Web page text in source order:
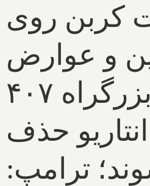
کربن روی
و عوارض
بخشی از بزرگراه ۴۰۷
انتاریو حذف
ترامپ: